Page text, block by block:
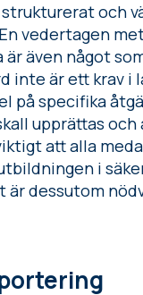
och
vedertagen
även något
är ett krav i
på specifika
upprättas
att alla
i
är dessutom